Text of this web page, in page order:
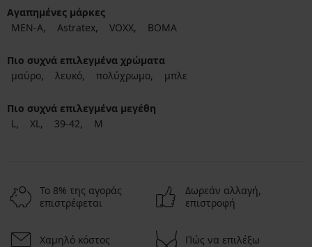
Αγαπημένες μάρκες
MEN-A
Astratex VOXX BOMA
Πιο συχνά επιλεγμένα χρώματα
μαύρο
λευκό πολύχρωμο μπλε
Πιο συχνά επιλεγμένα μεγέθη
L
XL 39-42 M
Το 8% της αγοράς
επιστρέφεται
Δωρεάν αλλαγή,
επιστροφή
Χαμηλό κόστος Πώς να επιλέξω